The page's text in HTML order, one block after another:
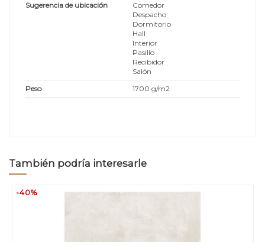
Sugerencia de ubicación
Comedor
Despacho
Dormitorio
Hall
Interior
Pasillo
Recibidor
Salón
Peso
1700 g/m2
También podría interesarle
-40%